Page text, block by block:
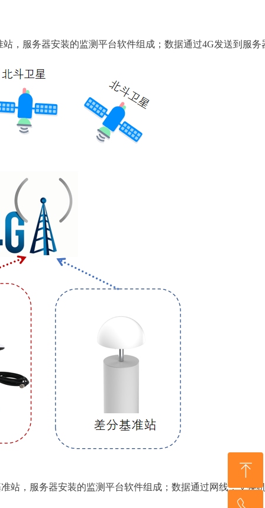
，服务器安装的监测平台软件组成；数据通过4G发送到服务
站，服务器安装的监测平台软件组成；数据通过网线，交换
ꁸ
回到顶部